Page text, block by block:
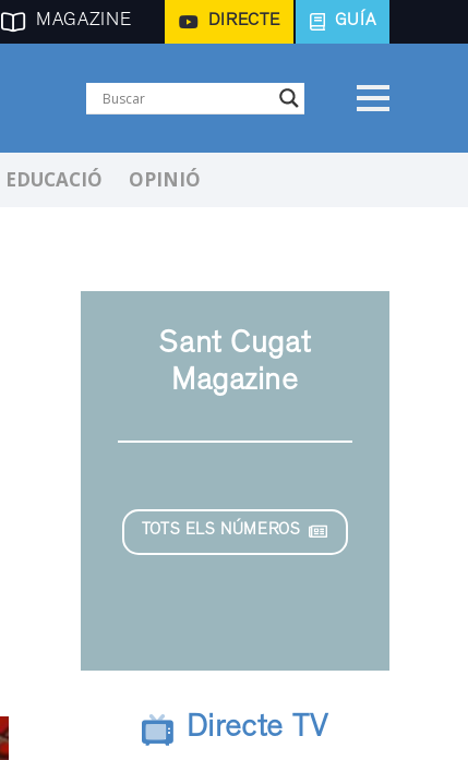
MAGAZINE DIRECTE GUÍA
EDUCACIÓ OPINIÓ
Sant Cugat
Magazine
TOTS ELS NÚMEROS
Directe TV